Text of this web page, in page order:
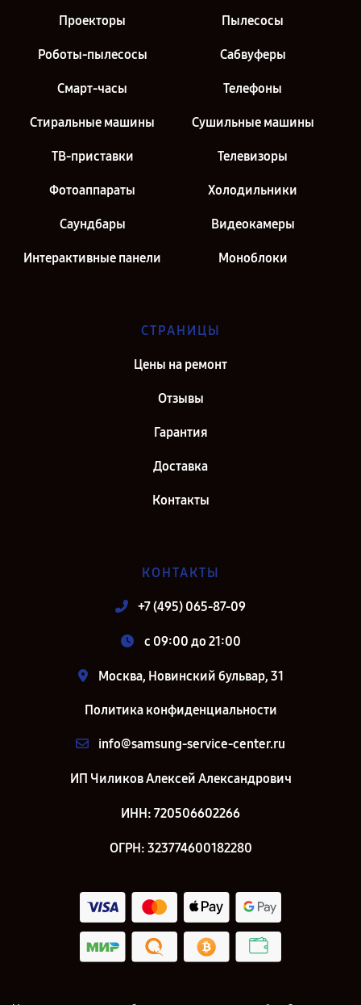
Проекторы Пылесосы
Роботы-пылесосы Сабвуферы
Смарт-часы Телефоны
Стиральные машины Сушильные машины
ТВ-приставки Телевизоры
Фотоаппараты Холодильники
Саундбары Видеокамеры
Интерактивные панели Моноблоки
СТРАНИЦЫ
Цены на ремонт
Отзывы
Гарантия
Доставка
Контакты
КОНТАКТЫ
+7 (495) 065-87-09
c 09:00 до 21:00
Москва, Новинский бульвар, 31
Политика конфиденциальности
info@samsung-service-center.ru
ИП Чиликов Алексей Александрович
ИНН: 720506602266
ОГРН: 323774600182280